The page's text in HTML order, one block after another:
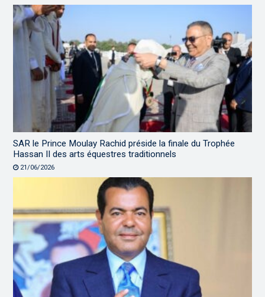
SAR le Prince Moulay Rachid préside la finale du Trophée
Hassan II des arts équestres traditionnels
21/06/2026